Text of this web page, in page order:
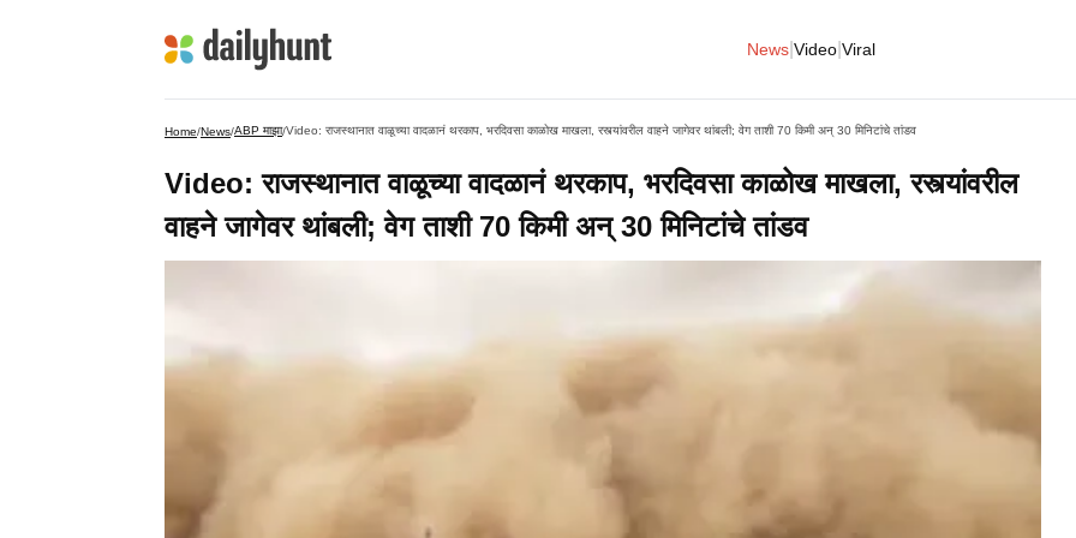
News Video Viral
Home/News/ABP माझा/Video: राजस्थानात वाळूच्या वादळानं थरकाप, भरदिवसा काळोख माखला, रस्त्यांवरील वाहने जागेवर थांबली; वेग ताशी 70 किमी अन् 30 मिनिटांचे तांडव
Video: राजस्थानात वाळूच्या वादळानं थरकाप, भरदिवसा काळोख माखला, रस्त्यांवरील
वाहने जागेवर थांबली; वेग ताशी 70 किमी अन् 30 मिनिटांचे तांडव